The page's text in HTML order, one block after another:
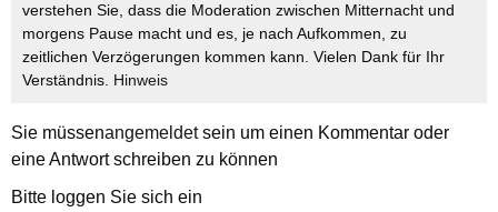
verstehen Sie, dass die Moderation zwischen Mitternacht und
morgens Pause macht und es, je nach Aufkommen, zu
zeitlichen Verzögerungen kommen kann. Vielen Dank für Ihr
Verständnis. Hinweis
Sie müssenangemeldetsein um einen Kommentar oder
eine Antwort schreiben zu können
Bitte loggen Sie sich ein